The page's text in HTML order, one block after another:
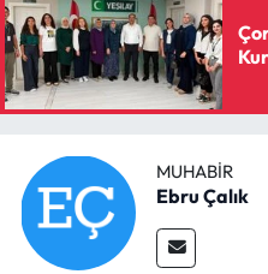
MUHABIR
Ebru Çalık